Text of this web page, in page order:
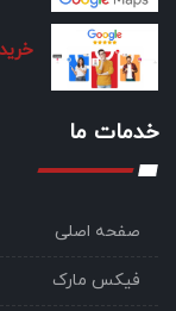
خدمات ما
صفحه اصلی
فیکس مارک